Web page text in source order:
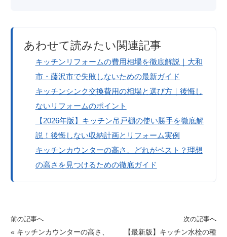
あわせて読みたい関連記事
キッチンリフォームの費用相場を徹底解説｜大和
市・藤沢市で失敗しないための最新ガイド
キッチンシンク交換費用の相場と選び方｜後悔し
ないリフォームのポイント
【2026年版】キッチン吊戸棚の使い勝手を徹底解
説！後悔しない収納計画とリフォーム実例
キッチンカウンターの高さ、どれがベスト？理想
の高さを見つけるための徹底ガイド
前の記事へ
« キッチンカウンターの高さ、
次の記事へ
【最新版】キッチン水栓の種